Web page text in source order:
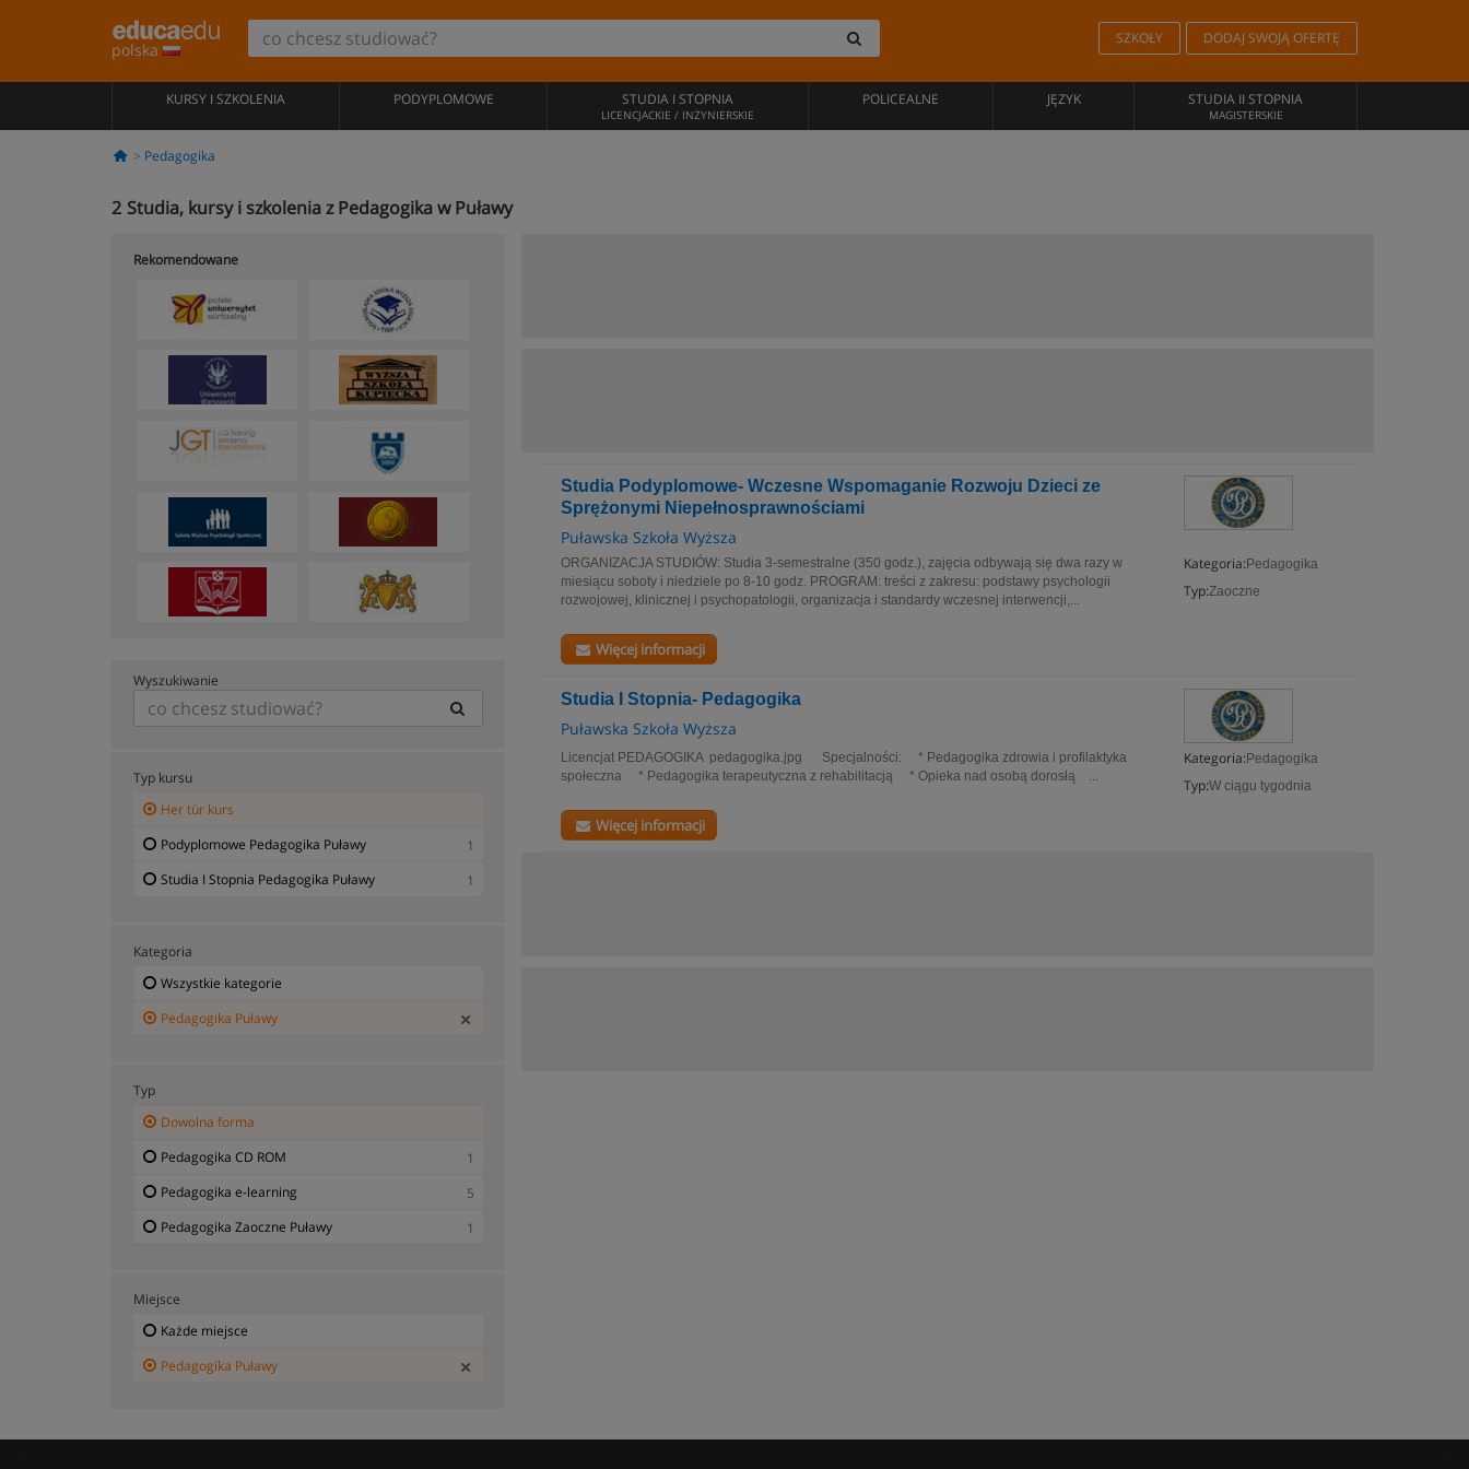
polska
SZKOŁY DODAJ SWOJĄ OFERTĘ
KURSY I SZKOLENIA PODYPLOMOWE STUDIA I STOPNIA
LICENCJACKIE / INŻYNIERSKIE
POLICEALNE JĘZYK STUDIA II STOPNIA
MAGISTERSKIE
Pedagogika
2 Studia, kursy i szkolenia z Pedagogika w Puławy
Studia Podyplomowe- Wczesne Wspomaganie Rozwoju Dzieci ze
Sprężonymi Niepełnosprawnościami
Puławska Szkoła Wyższa
Kategoria: Pedagogika
Typ:Zaoczne
ORGANIZACJA STUDIÓW: Studia 3-semestralne (350 godz.), zajęcia odbywają się dwa razy w
miesiącu soboty i niedziele po 8-10 godz. PROGRAM: treści z zakresu: podstawy psychologii
rozwojowej, klinicznej i psychopatologii, organizacja i standardy wczesnej interwencji,...
Więcej informacji
Studia I Stopnia- Pedagogika
Puławska Szkoła Wyższa
Kategoria: Pedagogika
Typ:W ciągu tygodnia
Licencjat PEDAGOGIKA pedagogika.jpg Specjalności: * Pedagogika zdrowia i profilaktyka
społeczna * Pedagogika terapeutyczna z rehabilitacją * Opieka nad osobą dorosłą ...
Więcej informacji
Rekomendowane
Wyszukiwanie
Typ kursu
Her tür kurs
Podyplomowe Pedagogika Puławy
1
Studia I Stopnia Pedagogika Puławy
1
Kategoria
Wszystkie kategorie
Pedagogika Puławy
Typ
Dowolna forma
Pedagogika CD ROM
1
Pedagogika e-learning
5
Pedagogika Zaoczne Puławy
1
Miejsce
Każde miejsce
Pedagogika Puławy